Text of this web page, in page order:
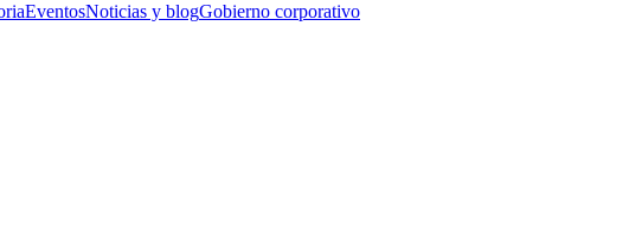
EventosNoticias y blogGobierno corporativo